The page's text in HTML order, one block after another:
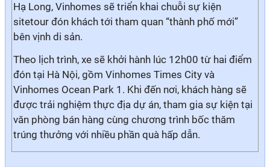
Hạ Long, Vinhomes sẽ triển khai chuỗi sự kiện
sitetour đón khách tới tham quan “thành phố mới”
bên vịnh di sản.
Theo lịch trình, xe sẽ khởi hành lúc 12h00 từ hai điểm
đón tại Hà Nội, gồm Vinhomes Times City và
Vinhomes Ocean Park 1. Khi đến nơi, khách hàng sẽ
được trải nghiệm thực địa dự án, tham gia sự kiện tại
văn phòng bán hàng cùng chương trình bốc thăm
trúng thưởng với nhiều phần quà hấp dẫn.